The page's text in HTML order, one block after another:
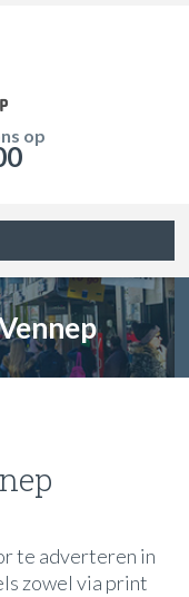
op
te adverteren in
zowel via print